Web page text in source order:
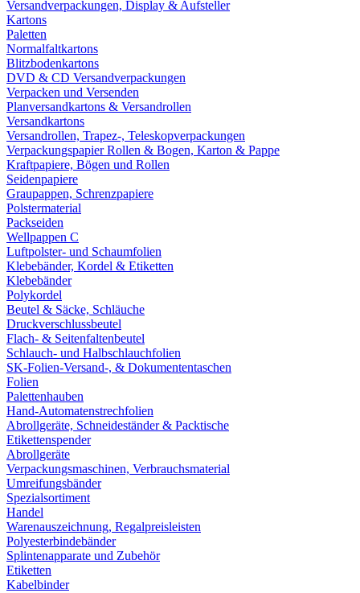
Versandverpackungen, Display & Aufsteller
Kartons
Paletten
Normalfaltkartons
Blitzbodenkartons
DVD & CD Versandverpackungen
Verpacken und Versenden
Planversandkartons & Versandrollen
Versandkartons
Versandrollen, Trapez-, Teleskopverpackungen
Verpackungspapier Rollen & Bogen, Karton & Pappe
Kraftpapiere, Bögen und Rollen
Seidenpapiere
Graupappen, Schrenzpapiere
Polstermaterial
Packseiden
Wellpappen C
Luftpolster- und Schaumfolien
Klebebänder, Kordel & Etiketten
Klebebänder
Polykordel
Beutel & Säcke, Schläuche
Druckverschlussbeutel
Flach- & Seitenfaltenbeutel
Schlauch- und Halbschlauchfolien
SK-Folien-Versand-, & Dokumententaschen
Folien
Palettenhauben
Hand-Automatenstrechfolien
Abrollgeräte, Schneideständer & Packtische
Etikettenspender
Abrollgeräte
Verpackungsmaschinen, Verbrauchsmaterial
Umreifungsbänder
Spezialsortiment
Handel
Warenauszeichnung, Regalpreisleisten
Polyesterbindebänder
Splintenapparate und Zubehör
Etiketten
Kabelbinder